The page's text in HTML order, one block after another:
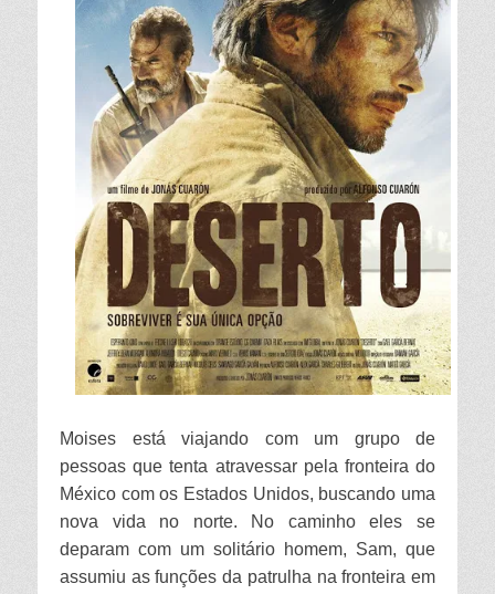
Moises está viajando com um grupo de
pessoas que tenta atravessar pela fronteira do
México com os Estados Unidos, buscando uma
nova vida no norte. No caminho eles se
deparam com um solitário homem, Sam, que
assumiu as funções da patrulha na fronteira em